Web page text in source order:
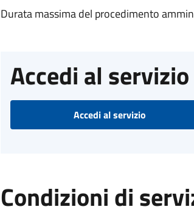
Durata massima del procedimento
Accedi al servizio
Accedi al servizio
Condizioni di